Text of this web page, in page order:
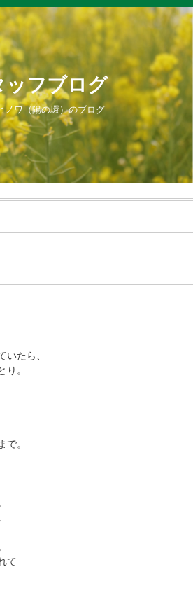
ッフブログ
ノワ（陽の環）のブログ
たら、
。
。
て